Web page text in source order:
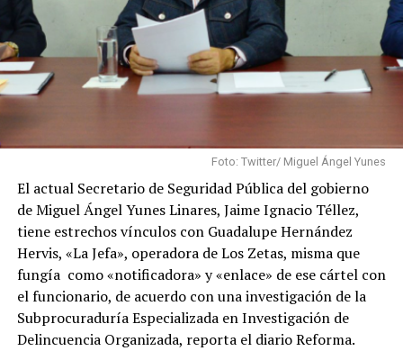
Foto: Twitter/ Miguel Ángel Yunes
El actual Secretario de Seguridad Pública del gobierno
de Miguel Ángel Yunes Linares, Jaime Ignacio Téllez,
tiene estrechos vínculos con Guadalupe Hernández
Hervis, «La Jefa», operadora de Los Zetas, misma que
fungía como «notificadora» y «enlace» de ese cártel con
el funcionario, de acuerdo con una investigación de la
Subprocuraduría Especializada en Investigación de
Delincuencia Organizada, reporta el diario Reforma.